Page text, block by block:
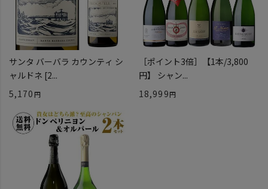
サンタ バーバラ カウンティ シ
ャルドネ [2...
5,170
［ポイント3倍］【1本/3,800
円】 シャン...
18,999